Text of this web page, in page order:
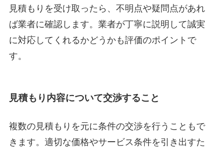
見積もりを受け取ったら、不明点や疑問点があれ
ば業者に確認します。業者が丁寧に説明して誠実
に対応してくれるかどうかも評価のポイントで
す。
見積もり内容について交渉すること
複数の見積もりを元に条件の交渉を行うこともで
きます。適切な価格やサービス条件を引き出すた